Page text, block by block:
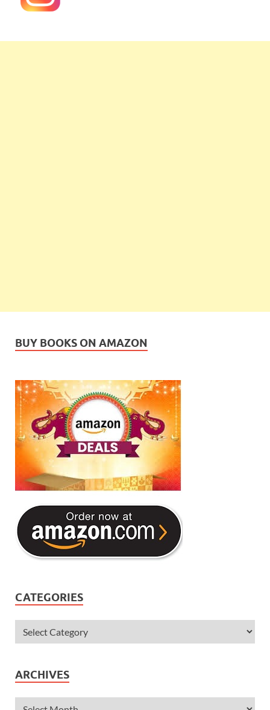
BUY BOOKS ON AMAZON
CATEGORIES
ARCHIVES